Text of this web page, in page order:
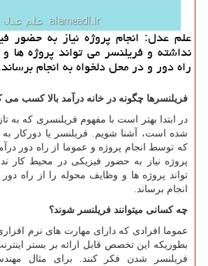
علم عدل: انجام پروژه نیاز به حضور
نداشته و فریلنسر می تواند پروژه ها
راه دور و در محل دلخواه به انجام
فریلنسرها چگونه در خانه درآمد بالا کسب می
در ابتدا بهتر است با مفهوم فریلنسری که به
شده است، آشنا شویم. فریلنسر یا دورکار
که توسط انجام پروژه و عموما از راه دور
پروژه نیاز به حضور فیزیکی در محیط کار
تواند پروژه ها و وظایف محوله را از راه
انجام برساند
چه کسانی میتوانند فریلنسر شوند؟
عموما افرادی که دارای مهارت های نرم
بطوریکه این تخصص قابل ارائه بر بستر
فریلنسر شدن فکر کنند. برای مثال